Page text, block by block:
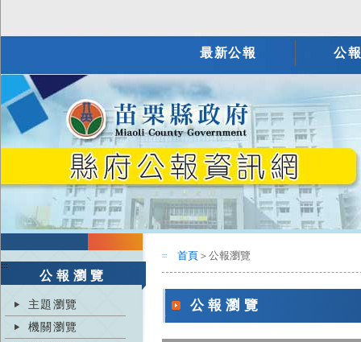
最新公報 公
:::
公報瀏覽
主題瀏覽
機關瀏覽
::: 首頁 ＞公報瀏覽
公報瀏覽